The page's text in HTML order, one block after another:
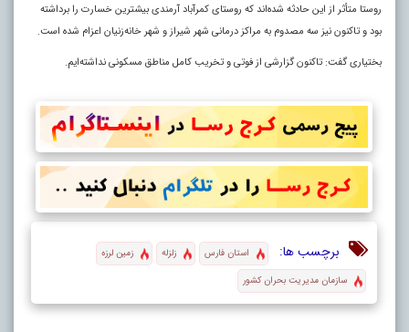
روستا متأثر از این حادثه شده‌اند که روستای کمرآباد آرمندی بیشترین خسارت را برداشته
بود و تاکنون نیز سه مصدوم به مراکز درمانی شهر شیراز و شهر خانه‌زنیان اعزام شده است.
بختیاری گفت: تاکنون گزارشی از فوتی و تخریب کامل مناطق مسکونی نداشته‌ایم.
برچسب ها: استان فارس زلزله
زمین لرزه
سازمان مدیریت بحران کشور